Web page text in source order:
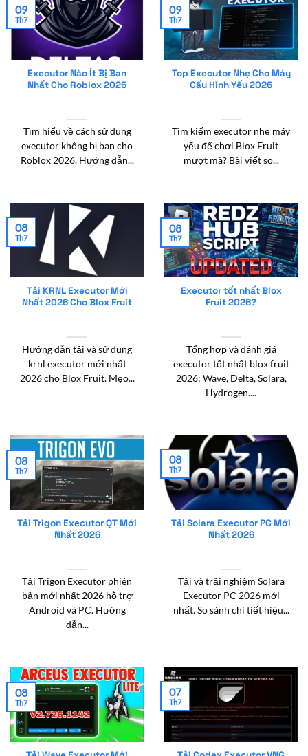
Executor Nào Ít Bị Ban
Nhất Cho Roblox 2026
Tìm hiểu về cách sử dụng
executor không bị ban cho
Roblox 2026. Hướng dẫn...
09
Th7
Top Executor Nhẹ Cho Máy
Cấu Hình Yếu 2026
Tìm kiếm executor nhẹ máy
yếu để chơi Blox Fruit
mượt mà? Bài viết so...
09
Th7
Tải KRNL Executor Mới
Nhất 2026 Cho Blox Fruit
Hướng dẫn tải và sử dụng
krnl executor mới nhất
2026 cho Blox Fruit. Mẹo...
08
Th7
Executor tốt nhất Blox
Fruit 2026?
Tổng hợp và đánh giá
executor tốt nhất blox fruit
2026: Wave, Delta, Solara,
Hydrogen....
08
Th7
Tải Trigon Executor QT Mới
Nhất 2026
Tải Trigon Executor phiên
bản mới nhất 2026 hỗ trợ
Android và PC. Hướng
dẫn...
08
Th7
Tải Solara Executor PC Mới
Nhất 2026
Tải và trải nghiệm Solara
Executor PC 2026 mới
nhất. So sánh chi tiết hiệu...
08
Th7
08
Th7
07
Th7